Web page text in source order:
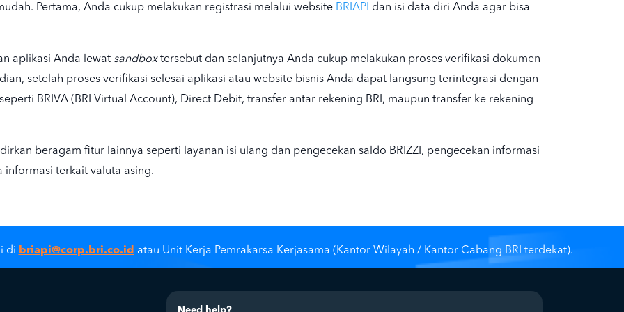
Pertama, Anda cukup melakukan registrasi melalui website BRIAPI dan isi data diri Anda agar bisa
aplikasi Anda lewat sandboxtersebut dan selanjutnya Anda cukup melakukan proses verifikasi dokumen
setelah proses verifikasi selesai aplikasi atau website bisnis Anda dapat langsung terintegrasi dengan
BRIVA (BRI Virtual Account), Direct Debit, transfer antar rekening BRI, maupun transfer ke rekening
beragam fitur lainnya seperti layanan isi ulang dan pengecekan saldo BRIZZI, pengecekan informasi
terkait valuta asing.
di briapi@corp.bri.co.id atau Unit Kerja Pemrakarsa Kerjasama (Kantor Wilayah / Kantor Cabang BRI terdekat).